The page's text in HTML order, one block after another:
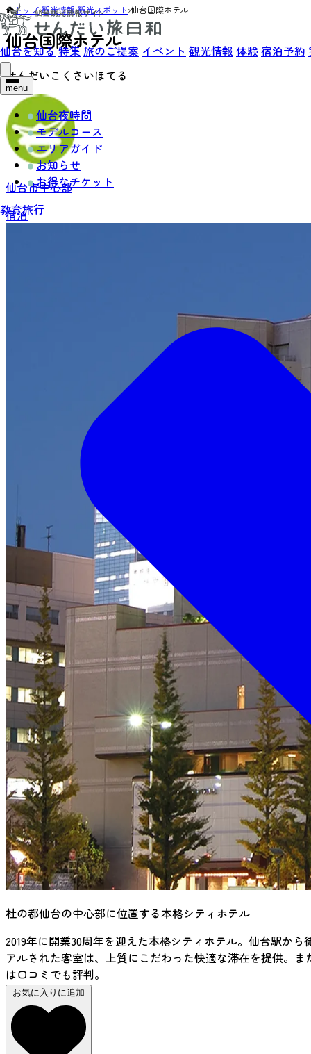
仙台を知る 特集旅のご提案 イベント 観光情報 体験宿泊予約
menu
仙台夜時間
モデルコース
エリアガイド
お知らせ
お得なチケット
教育旅行
トップ›観光情報›観光スポット›仙台国際ホテル
仙台国際ホテル
せんだいこくさいほてる
仙台市中心部
宿泊
杜の都仙台の中心部に位置する本格シティホテル
2019年に開業30周年を迎えた本格シティホテル。仙台駅か
アルされた客室は、上質にこだわった快適な滞在を提供。
は口コミでも評判。
お気に入りに追加